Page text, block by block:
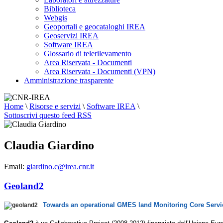
Biblioteca
Webgis
Geoportali e geocataloghi IREA
Geoservizi IREA
Software IREA
Glossario di telerilevamento
Area Riservata - Documenti
Area Riservata - Documenti (VPN)
Amministrazione trasparente
Home \ Risorse e servizi \ Software IREA \
Sottoscrivi questo feed RSS
Claudia Giardino
Email: giardino.c@irea.cnr.it
Geoland2
Towards an operational GMES land Monitoring Core